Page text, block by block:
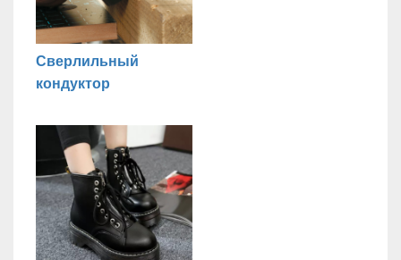
Сверлильный
кондуктор